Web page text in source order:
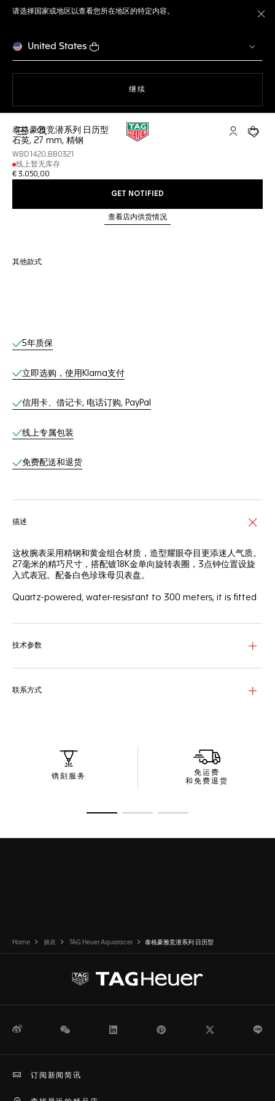
请选择国家或地区以查看您所在地区的特定内容。
United States
继续
打开搜索 My TAG您的
泰格豪雅竞潜系列 日历型
石英, 27 mm, 精钢
WBD1420.BB0321
线上暂无库存
€ 3.050,00
GET NOTIFIED
查看店内供货情况
其他款式
线上服务
5年质保
立即选购，使用Klarna支付
信用卡、借记卡, 电话订购, PayPal
线上专属包装
免费配送和退货
描述
这枚腕表采用精钢和黄金组合材质，造型耀眼夺目更添迷人气质。
27毫米的精巧尺寸，搭配镀18K金单向旋转表圈，3点钟位置设旋
入式表冠。配备白色珍珠母贝表盘。
Quartz-powered, water-resistant to 300 meters, it is fitted
技术参数
联系方式
镌刻服务
免运费
和免费退货
Home 腕表 TAG Heuer Aquaracer 泰格豪雅竞潜系列 日历型
微博 WeChat Pinterest
订阅新闻简讯